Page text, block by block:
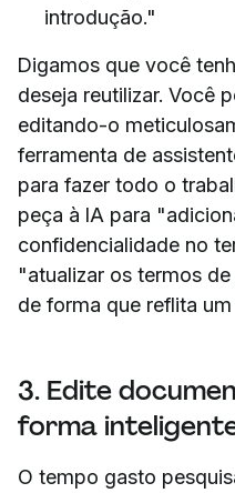
introdução."
Digamos que você
deseja reutilizar. Você
editando-o
ferramenta de
para fazer todo o
peça à IA para
confidencialidade no
"atualizar os termos
de forma que reflita
3. Edite
forma
O tempo gasto